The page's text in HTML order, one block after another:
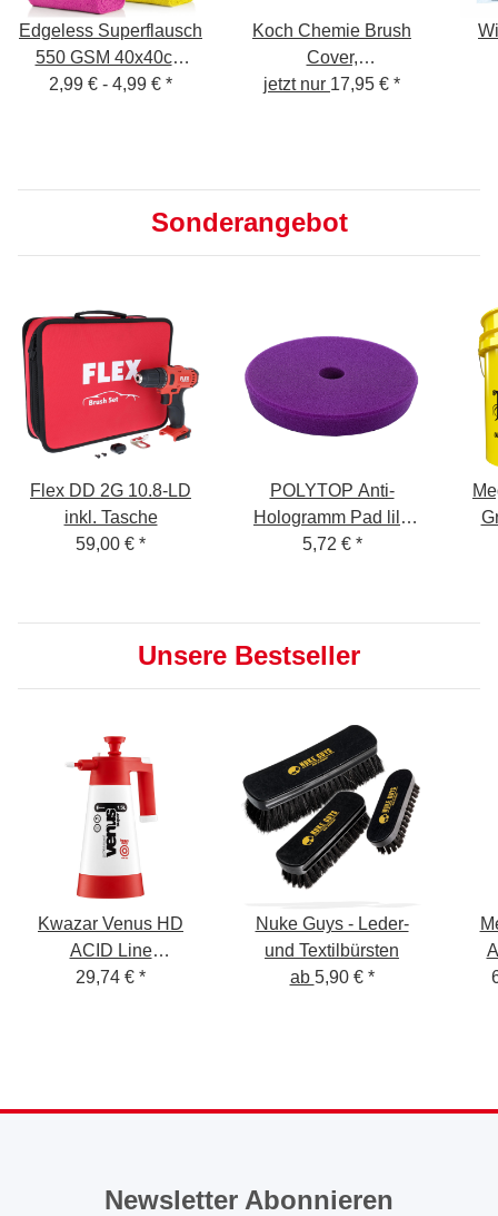
Edgeless Superflausch
550 GSM 40x40cm
Mikrofasertuch
2,99 € - 4,99 € *
Koch Chemie Brush
Cover,
Mikrofaserbürstenüberzug
jetzt nur 17,95 € *
Sonderangebot
Flex DD 2G 10.8-LD
inkl. Tasche
59,00 € *
POLYTOP Anti-
Hologramm Pad lila
Excenter 140 x 25 mm
5,72 € *
Unsere Bestseller
Kwazar Venus HD
ACID Line
Pumpsprüher 1,5 L
29,74 € *
Nuke Guys - Leder-
und Textilbürsten
ab 5,90 € *
Newsletter Abonnieren